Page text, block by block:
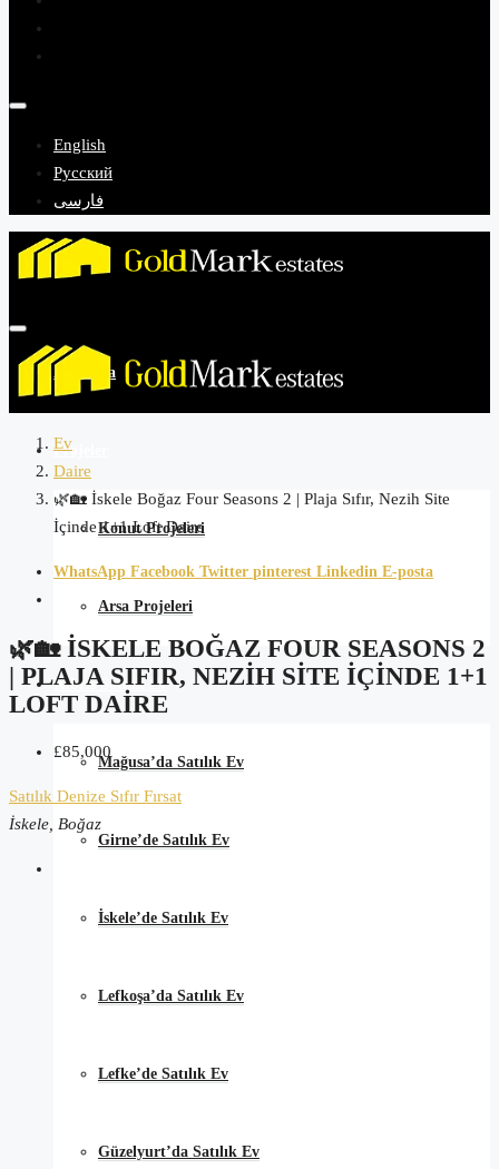
English
Русский
فارسی
Anasayfa
Projeler
Konut Projeleri
Arsa Projeleri
Kıbrıs Satılık Ev
Mağusa’da Satılık Ev
Girne’de Satılık Ev
İskele’de Satılık Ev
Lefkoşa’da Satılık Ev
Lefke’de Satılık Ev
Güzelyurt’da Satılık Ev
Ev
Daire
🌿🏡 İskele Boğaz Four Seasons 2 | Plaja Sıfır, Nezih Site
İçinde 1+1 Loft Daire
WhatsApp Facebook Twitter pinterest Linkedin E-posta
🌿🏡 İSKELE BOĞAZ FOUR SEASONS 2
| PLAJA SIFIR, NEZIH SITE İÇINDE 1+1
LOFT DAIRE
£85,000
Satılık Denize Sıfır Fırsat
İskele, Boğaz